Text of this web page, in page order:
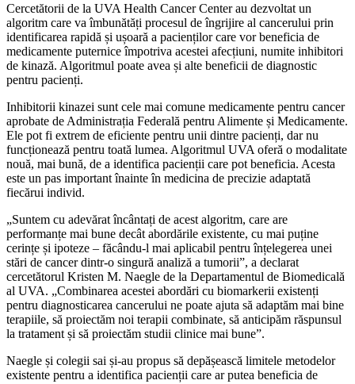
Cercetătorii de la UVA Health Cancer Center au dezvoltat un
algoritm care va îmbunătăți procesul de îngrijire al cancerului prin
identificarea rapidă și ușoară a pacienților care vor beneficia de
medicamente puternice împotriva acestei afecțiuni, numite inhibitori
de kinază. Algoritmul poate avea și alte beneficii de diagnostic
pentru pacienți.
Inhibitorii kinazei sunt cele mai comune medicamente pentru cancer
aprobate de Administrația Federală pentru Alimente și Medicamente.
Ele pot fi extrem de eficiente pentru unii dintre pacienți, dar nu
funcționează pentru toată lumea. Algoritmul UVA oferă o modalitate
nouă, mai bună, de a identifica pacienții care pot beneficia. Acesta
este un pas important înainte în medicina de precizie adaptată
fiecărui individ.
„Suntem cu adevărat încântați de acest algoritm, care are
performanțe mai bune decât abordările existente, cu mai puține
cerințe și ipoteze – făcându-l mai aplicabil pentru înțelegerea unei
stări de cancer dintr-o singură analiză a tumorii”, a declarat
cercetătorul Kristen M. Naegle de la Departamentul de Biomedicală
al UVA. „Combinarea acestei abordări cu biomarkerii existenți
pentru diagnosticarea cancerului ne poate ajuta să adaptăm mai bine
terapiile, să proiectăm noi terapii combinate, să anticipăm răspunsul
la tratament și să proiectăm studii clinice mai bune”.
Naegle și colegii sai și-au propus să depășească limitele metodelor
existente pentru a identifica pacienții care ar putea beneficia de